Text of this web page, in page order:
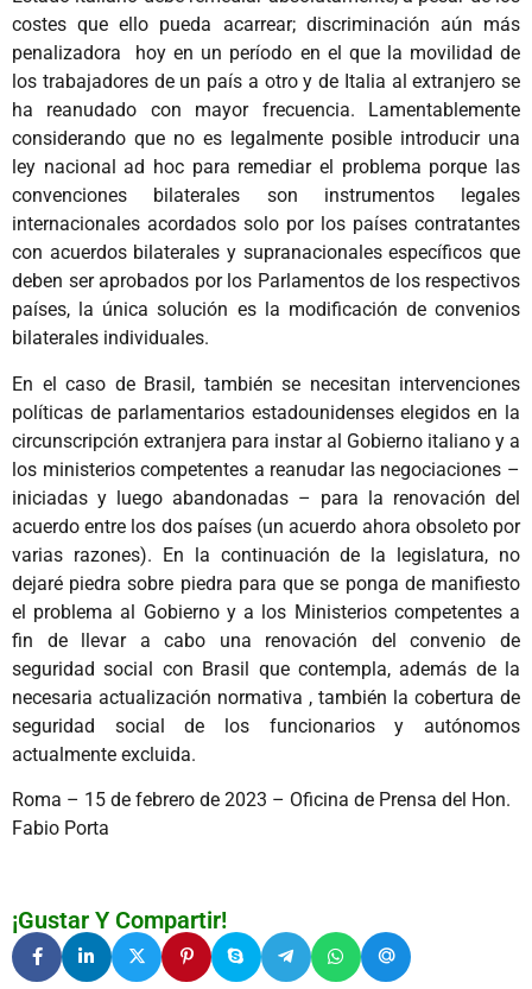
costes que ello pueda acarrear; discriminación aún más
penalizadora hoy en un período en el que la movilidad de
los trabajadores de un país a otro y de Italia al extranjero se
ha reanudado con mayor frecuencia. Lamentablemente
considerando que no es legalmente posible introducir una
ley nacional ad hoc para remediar el problema porque las
convenciones bilaterales son instrumentos legales
internacionales acordados solo por los países contratantes
con acuerdos bilaterales y supranacionales específicos que
deben ser aprobados por los Parlamentos de los respectivos
países, la única solución es la modificación de convenios
bilaterales individuales.
En el caso de Brasil, también se necesitan intervenciones
políticas de parlamentarios estadounidenses elegidos en la
circunscripción extranjera para instar al Gobierno italiano y a
los ministerios competentes a reanudar las negociaciones –
iniciadas y luego abandonadas – para la renovación del
acuerdo entre los dos países (un acuerdo ahora obsoleto por
varias razones). En la continuación de la legislatura, no
dejaré piedra sobre piedra para que se ponga de manifiesto
el problema al Gobierno y a los Ministerios competentes a
fin de llevar a cabo una renovación del convenio de
seguridad social con Brasil que contempla, además de la
necesaria actualización normativa , también la cobertura de
seguridad social de los funcionarios y autónomos
actualmente excluida.
Roma – 15 de febrero de 2023 – Oficina de Prensa del Hon.
Fabio Porta
¡Gustar Y Compartir!